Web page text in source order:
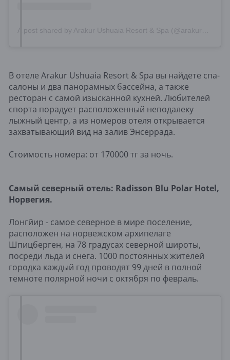
В отеле Arakur Ushuaia Resort & Spa вы найдете спа-
салоны и два панорамных бассейна, а также
ресторан с самой изысканной кухней. Любителей
спорта порадует расположенный неподалеку
лыжный центр, а из номеров отеля открывается
захватывающий вид на залив Энсеррада.
Стоимость номера: от 170000 тг за ночь.
Самый северный отель: Radisson Blu Polar Hotel,
Норвегия.
Лонгйир - самое северное в мире поселение,
расположен на норвежском архипелаге
Шпицберген, на 78 градусах северной широты,
посреди льда и снега. 1000 постоянных жителей
городка каждый год проводят 99 дней в полной
темноте полярной ночи с октября по февраль.